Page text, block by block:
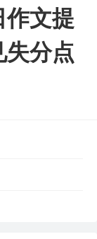
文提
分点